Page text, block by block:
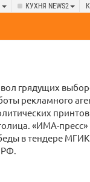
КУХНЯ NEWS2
грядущих
рекламного
«ИМА-
в тендере
РФ.